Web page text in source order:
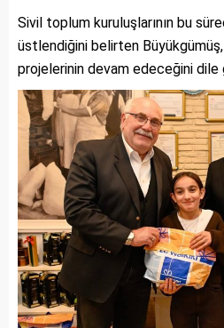
Sivil toplum kuruluşlarının bu
üstlendiğini belirten
projelerinin devam edeceğini dile